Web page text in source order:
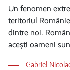
Un fenomen
teritoriul
dintre noi.
acești oameni
Gabriel